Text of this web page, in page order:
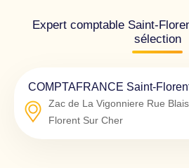
Expert comptable Saint-
sélection
COMPTAFRANCE Saint-
Zac de La Vigonniere Rue
Florent Sur Cher